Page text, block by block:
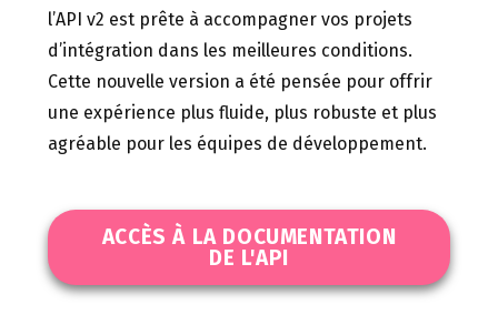
l’API v2 est prête à accompagner vos projets
d’intégration dans les meilleures conditions.
Cette nouvelle version a été pensée pour offrir
une expérience plus fluide, plus robuste et plus
agréable pour les équipes de développement.
ACCÈS À LA DOCUMENTATION
DE L'API